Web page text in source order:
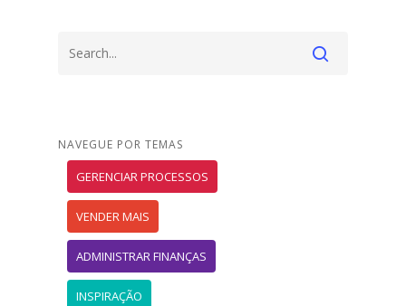
NAVEGUE POR TEMAS
GERENCIAR PROCESSOS
VENDER MAIS
ADMINISTRAR FINANÇAS
INSPIRAÇÃO